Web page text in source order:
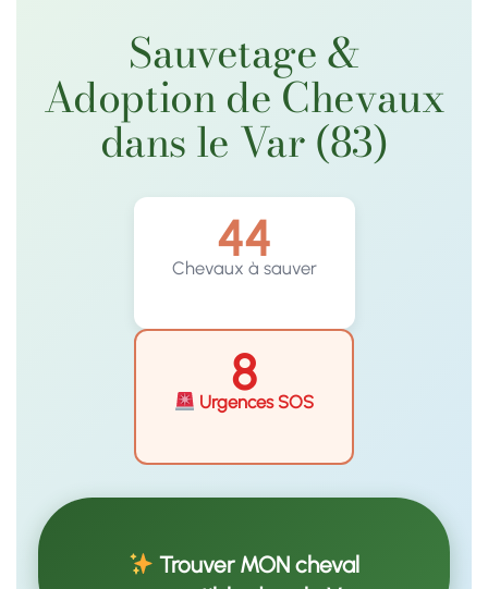
Sauvetage &
Adoption de Chevaux
dans le Var (83)
44
Chevaux à sauver
8
Urgences SOS
Trouver MON cheval